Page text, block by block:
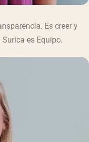
Es creer y
Surica es Equipo.